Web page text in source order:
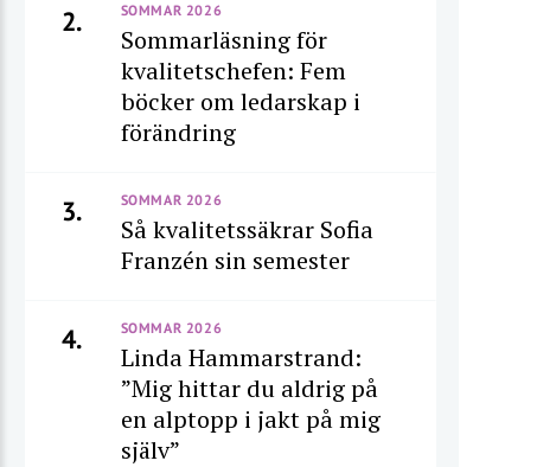
2. SOMMAR 2026
Sommarläsning för
kvalitetschefen: Fem
böcker om ledarskap i
förändring
3. SOMMAR 2026
Så kvalitetssäkrar Sofia
Franzén sin semester
4. SOMMAR 2026
Linda Hammarstrand:
”Mig hittar du aldrig på
en alptopp i jakt på mig
själv”